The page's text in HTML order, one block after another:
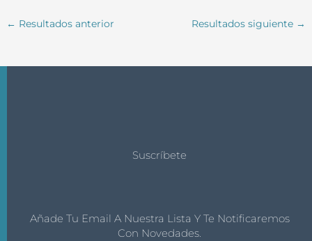
← Resultados anterior Resultados siguiente →
Suscríbete
Añade Tu Email A Nuestra Lista Y Te Notificaremos
Con Novedades.